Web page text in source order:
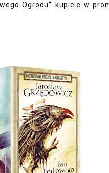
Ogrodu" kupicie w